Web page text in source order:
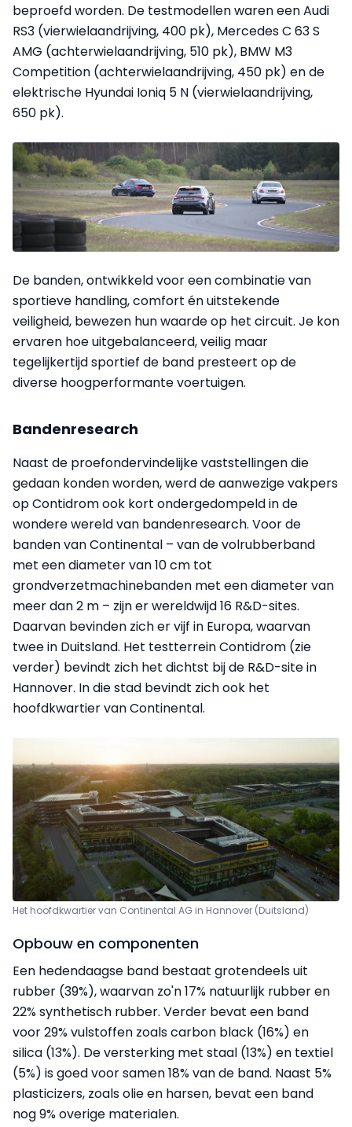
beproefd worden. De testmodellen waren een Audi
RS3 (vierwielaandrijving, 400 pk), Mercedes C 63 S
AMG (achterwielaandrijving, 510 pk), BMW M3
Competition (achterwielaandrijving, 450 pk) en de
elektrische Hyundai Ioniq 5 N (vierwielaandrijving,
650 pk).
De banden, ontwikkeld voor een combinatie van
sportieve handling, comfort én uitstekende
veiligheid, bewezen hun waarde op het circuit. Je kon
ervaren hoe uitgebalanceerd, veilig maar
tegelijkertijd sportief de band presteert op de
diverse hoogperformante voertuigen.
Bandenresearch
Naast de proefondervindelijke vaststellingen die
gedaan konden worden, werd de aanwezige vakpers
op Contidrom ook kort ondergedompeld in de
wondere wereld van bandenresearch. Voor de
banden van Continental – van de volrubberband
met een diameter van 10 cm tot
grondverzetmachinebanden met een diameter van
meer dan 2 m – zijn er wereldwijd 16 R&D-sites.
Daarvan bevinden zich er vijf in Europa, waarvan
twee in Duitsland. Het testterrein Contidrom (zie
verder) bevindt zich het dichtst bij de R&D-site in
Hannover. In die stad bevindt zich ook het
hoofdkwartier van Continental.
Het hoofdkwartier van Continental AG in Hannover (Duitsland)
Opbouw en componenten
Een hedendaagse band bestaat grotendeels uit
rubber (39%), waarvan zo'n 17% natuurlijk rubber en
22% synthetisch rubber. Verder bevat een band
voor 29% vulstoffen zoals carbon black (16%) en
silica (13%). De versterking met staal (13%) en textiel
(5%) is goed voor samen 18% van de band. Naast 5%
plasticizers, zoals olie en harsen, bevat een band
nog 9% overige materialen.